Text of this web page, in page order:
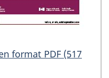
format PDF (517